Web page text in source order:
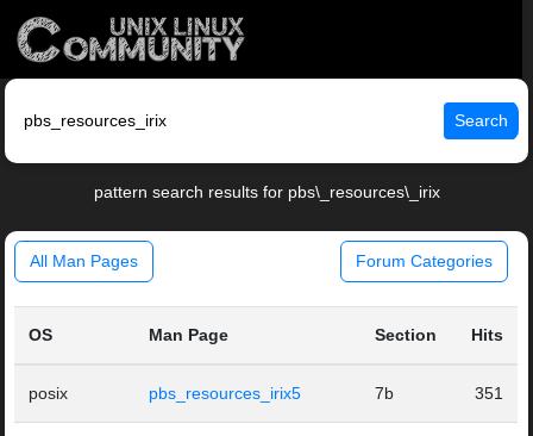
Search
pattern search results for pbs\_resources\_irix
All Man Pages Forum Categories
OS Man Page Section Hits
posix pbs_resources_irix5 7b 351